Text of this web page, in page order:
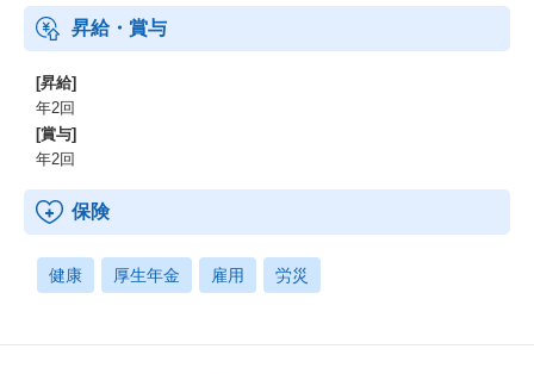
昇給・賞与
[昇給]
年2回
[賞与]
年2回
保険
健康 厚生年金 雇用 労災